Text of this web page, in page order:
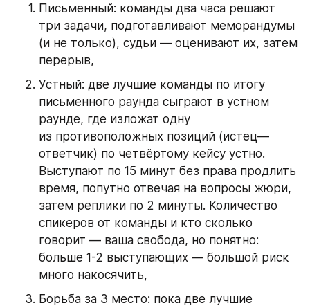
Письменный: команды два часа решают
три задачи, подготавливают меморандумы
(и не только), судьи — оценивают их, затем
перерыв,
Устный: две лучшие команды по итогу
письменного раунда сыграют в устном
раунде, где изложат одну
из противоположных позиций (истец—
ответчик) по четвёртому кейсу устно.
Выступают по 15 минут без права продлить
время, попутно отвечая на вопросы жюри,
затем реплики по 2 минуты. Количество
спикеров от команды и кто сколько
говорит — ваша свобода, но понятно:
больше 1-2 выступающих — большой риск
много накосячить,
Борьба за 3 место: пока две лучшие